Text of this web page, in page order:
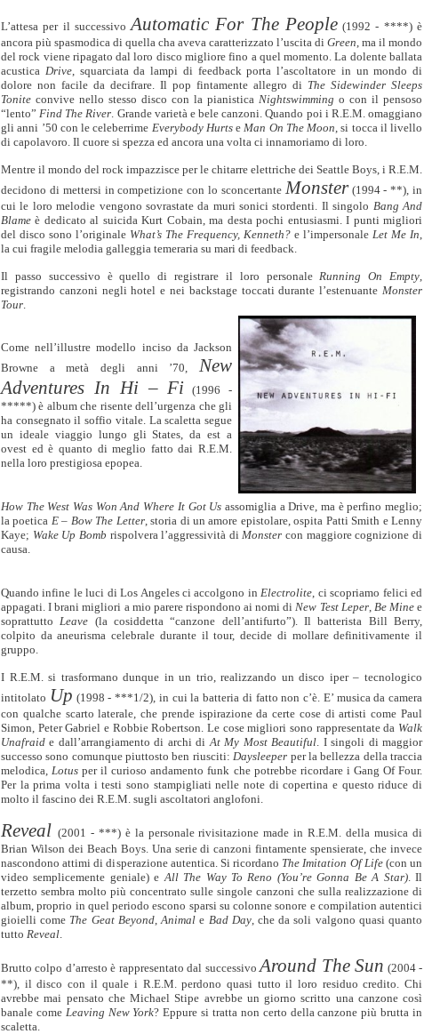
L’attesa per il successivoAutomatic For The People(1992 - ****) è
ancora più spasmodica di quella cha aveva caratterizzato l’uscita di Green , ma il mondo
del rock viene ripagato dal loro disco migliore fino a quel momento. La dolente ballata
acustica Drive, squarciata da lampi di feedback porta l’ascoltatore in un mondo di
dolore non facile da decifrare. Il pop fintamente allegro di The Sidewinder Sleeps
Tonite convive nello stesso disco con la pianistica Nightswimming o con il pensoso
“lento” Find The River . Grande varietà e bele canzoni. Quando poi i R.E.M. omaggiano
gli anni ’50 con le celeberrime Everybody Hurtse Man On The Moon , si tocca il livello
di capolavoro. Il cuore si spezza ed ancora una volta ci innamoriamo di loro.
Mentre il mondo del rock impazzisce per le chitarre elettriche dei Seattle Boys, i R.E.M.
decidono di mettersi in competizione con lo sconcertante Monster(1994 - **), in
cui le loro melodie vengono sovrastate da muri sonici stordenti. Il singolo Bang And
Blame è dedicato al suicida Kurt Cobain, ma desta pochi entusiasmi. I punti migliori
del disco sono l’originale What’s The Frequency, Kenneth? e l’impersonale Let Me In
la cui fragile melodia galleggia temeraria su mari di feedback.
Il passo successivo è quello di registrare il loro personale Running On Empty
registrando canzoni negli hotel e nei backstage toccati durante l’estenuante Monster
Tour
Come nell’illustre modello inciso da Jackson
Browne a metà degli anni ’70, New
Adventures In Hi – Fi (1996 -
*****) è album che risente dell’urgenza che gli
ha consegnato il soffio vitale. La scaletta segue
un ideale viaggio lungo gli States, da est a
ovest ed è quanto di meglio fatto dai R.E.M.
nella loro prestigiosa epopea.
How The West Was Won And Where It Got Us assomiglia a Drive, ma è perfino meglio;
la poetica E – Bow The Letter, storia di un amore epistolare, ospita Patti Smith e Lenny
Kaye; Wake Up Bomb rispolvera l’aggressività di Monster con maggiore cognizione di
causa.
Quando infine le luci di Los Angeles ci accolgono in Electrolite , ci scopriamo felici ed
appagati. I brani migliori a mio parere rispondono ai nomi di New Test Leper, Be Minee
soprattutto Leave (la cosiddetta “canzone dell’antifurto”). Il batterista Bill Berry,
colpito da aneurisma celebrale durante il tour, decide di mollare definitivamente il
gruppo.
I R.E.M. si trasformano dunque in un trio, realizzando un disco iper – tecnologico
intitolato Up (1998 - ***1/2), in cui la batteria di fatto non c’è. E’ musica da camera
con qualche scarto laterale, che prende ispirazione da certe cose di artisti come Paul
Simon, Peter Gabriel e Robbie Robertson. Le cose migliori sono rappresentate da Walk
Unafraid e dall’arrangiamento di archi di At My Most Beautiful . I singoli di maggior
successo sono comunque piuttosto ben riusciti: Daysleeper per la bellezza della traccia
melodica, Lotus per il curioso andamento funk che potrebbe ricordare i Gang Of Four.
Per la prima volta i testi sono stampigliati nelle note di copertina e questo riduce di
molto il fascino dei R.E.M. sugli ascoltatori anglofoni.
Reveal (2001 - ***) è la personale rivisitazione made in R.E.M. della musica di
Brian Wilson dei Beach Boys. Una serie di canzoni fintamente spensierate, che invece
nascondono attimi di disperazione autentica. Si ricordano The Imitation Of Life(con un
video semplicemente geniale) e All The Way To Reno (You’re Gonna Be A Star). Il
terzetto sembra molto più concentrato sulle singole canzoni che sulla realizzazione di
album, proprio in quel periodo escono sparsi su colonne sonore e compilation autentici
gioielli come The Geat Beyond,Animal e Bad Day, che da soli valgono quasi quanto
tutto Reveal
Brutto colpo d’arresto è rappresentato dal successivoAround The Sun (2004 -
**), il disco con il quale i R.E.M. perdono quasi tutto il loro residuo credito. Chi
avrebbe mai pensato che Michael Stipe avrebbe un giorno scritto una canzone così
banale come Leaving New York? Eppure si tratta non certo della canzone più brutta in
scaletta.